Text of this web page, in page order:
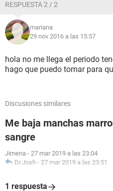
RESPUESTA 2 / 2
mariana
29 nov 2016 a las 15:57
hola no me llega el periodo
hago que puedo tomar para
Discusiones similares
Me baja manchas
sangre
Jimena - 27 mar 2019 a las 23:04
Dr.Josh - 27 mar 2019 a las 23:51
1 respuesta